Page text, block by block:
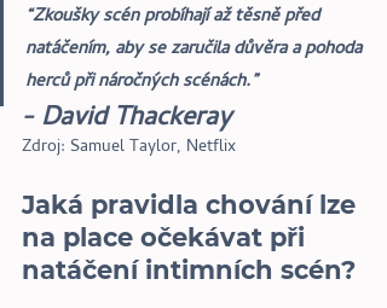
“Zkoušky scén probíhají až těsně před
natáčením, aby se zaručila důvěra a pohoda
herců při náročných scénách.”
- David Thackeray
Zdroj: Samuel Taylor, Netflix
Jaká pravidla chování lze
na place očekávat při
natáčení intimních scén?